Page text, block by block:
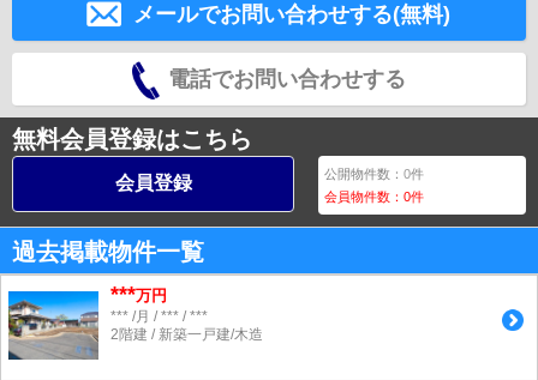
メールでお問い合わせする(無料)
電話でお問い合わせする
無料会員登録はこちら
会員登録 公開物件数：0件
会員物件数：0件
過去掲載物件一覧
***万円
*** /月 / *** / ***
2階建 / 新築一戸建/木造